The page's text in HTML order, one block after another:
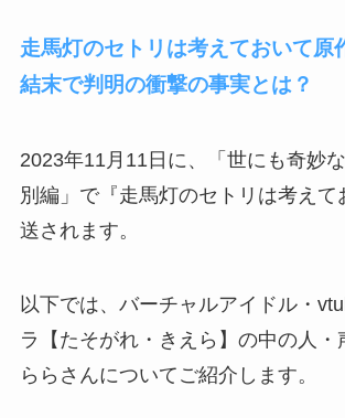
走馬灯のセトリは考えておいて原
結末で判明の衝撃の事実とは？
2023年11月11日に、「世にも奇妙
別編」で『走馬灯のセトリは考えて
送されます。
以下では、バーチャルアイドル・
ラ【たそがれ・きえら】の中の人・
ららさんについてご紹介します。